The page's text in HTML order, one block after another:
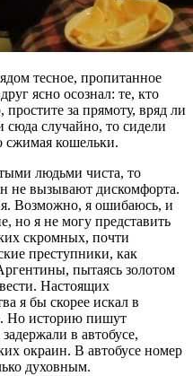
тесное, пропитанное
ясно осознал: те, кто
за прямоту, вряд ли
случайно, то сидели
сжимая кошельки.
людьми чиста, то
не вызывают дискомфорта.
Возможно, я ошибаюсь, и
но я не могу представить
скромных, почти
преступники, как
пытаясь золотом
Настоящих
я бы скорее искал в
Но историю пишут
в автобусе,
окраин. В автобусе номер
духовным.